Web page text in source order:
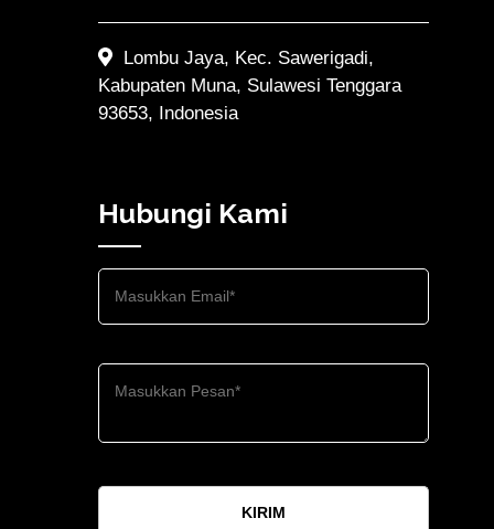
Lombu Jaya, Kec. Sawerigadi,
Kabupaten Muna, Sulawesi Tenggara
93653, Indonesia
Hubungi Kami
KIRIM